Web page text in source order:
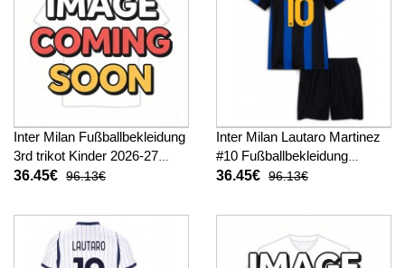
Inter Milan Fußballbekleidung
3rd trikot Kinder 2026-27
Kurzarm (+ kurze hosen)
36.45€ 96.13€
Inter Milan Lautaro Martinez
#10 Fußballbekleidung
Heimtrikot Kinder 2026-27
36.45€ 96.13€